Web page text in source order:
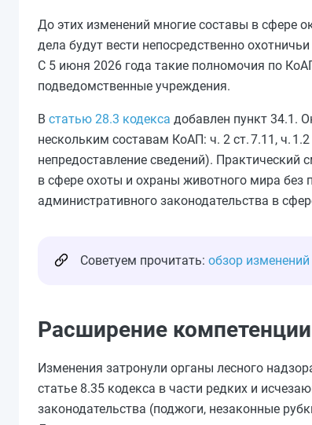
До этих изменений многие составы в сфере
дела будут вести непосредственно
С 5 июня 2026 года такие полномочия по
подведомственные учреждения.
В статью 28.3 кодекса добавлен пункт 34.1.
нескольким составам КоАП: ч. 2 ст. 7.11, ч.
непредоставление сведений). Практический
в сфере охоты и охраны животного мира без
административного законодательства в
Советуем прочитать: обзор
Расширение
Изменения затронули органы лесного
статье 8.35 кодекса в части редких и
законодательства (поджоги, незаконные